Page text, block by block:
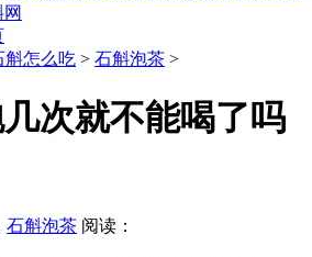
斛怎么吃 > 石斛泡茶 >
次就不能喝了吗
石斛泡茶 阅读：